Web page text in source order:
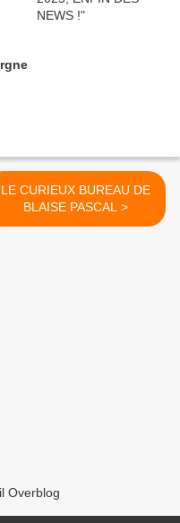
LE CURIEUX BUREAU DE
BLAISE PASCAL >
Overblog